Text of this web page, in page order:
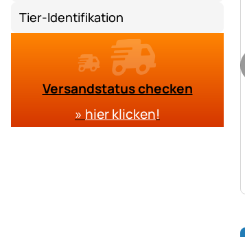
Tier-Identifikation
Versandstatus checken
» hier klicken!